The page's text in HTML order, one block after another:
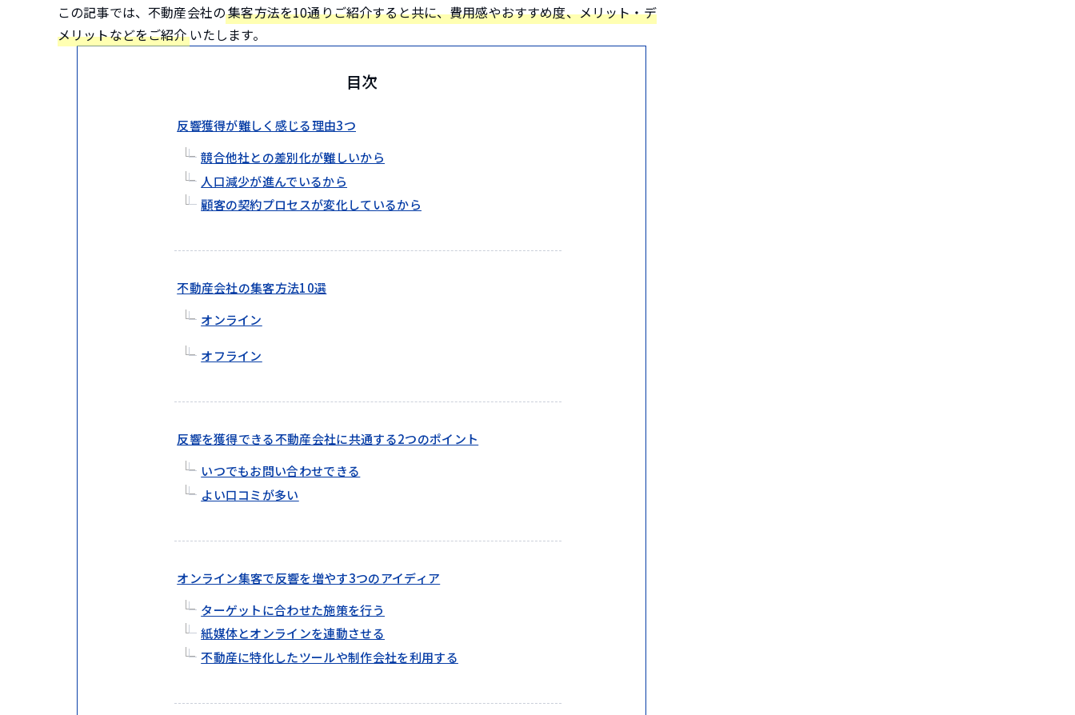
この記事では、不動産会社の集客方法を10通りご紹介すると共に、費用感やおすすめ度、メリット・デ
メリットなどをご紹介いたします。
目次
反響獲得が難しく感じる理由3つ
競合他社との差別化が難しいから
人口減少が進んでいるから
顧客の契約プロセスが変化しているから
不動産会社の集客方法10選
オンライン
オフライン
反響を獲得できる不動産会社に共通する2つのポイント
いつでもお問い合わせできる
よい口コミが多い
オンライン集客で反響を増やす3つのアイディア
ターゲットに合わせた施策を行う
紙媒体とオンラインを連動させる
不動産に特化したツールや制作会社を利用する